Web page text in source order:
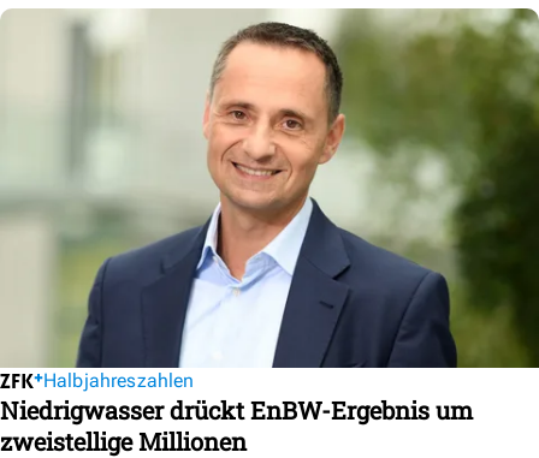
Halbjahreszahlen
Niedrigwasser drückt EnBW-Ergebnis um
zweistellige Millionen